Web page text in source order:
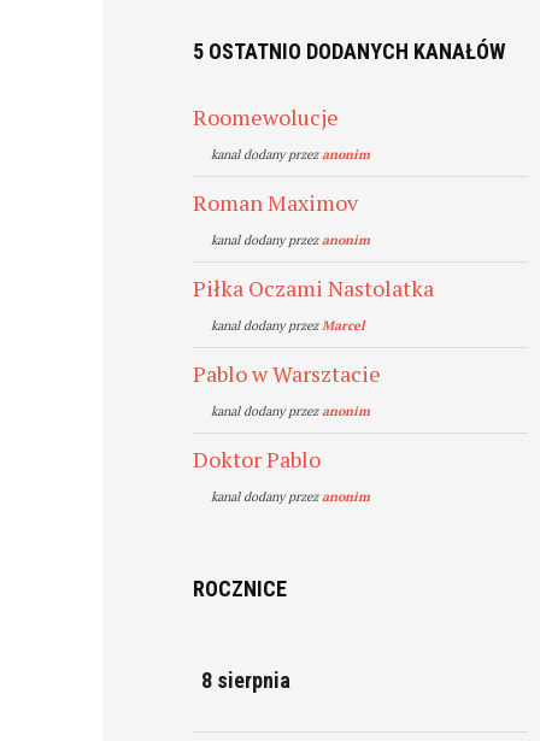
5 OSTATNIO DODANYCH KANAŁÓW
Roomewolucje
kanal dodany przezanonim
Roman Maximov
kanal dodany przezanonim
Piłka Oczami Nastolatka
kanal dodany przezMarcel
Pablo w Warsztacie
kanal dodany przezanonim
Doktor Pablo
kanal dodany przezanonim
ROCZNICE
8 sierpnia